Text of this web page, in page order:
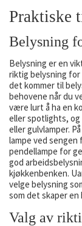
Praktiske
Belysning
Belysning er en
riktig belysning for
det kommer til
behovene når du
være lurt å ha en
eller spotlights,
eller gulvlamper.
lampe ved sengen
pendellampe for
god
kjøkkenbenken.
velge belysning
som det skaper
Valg av